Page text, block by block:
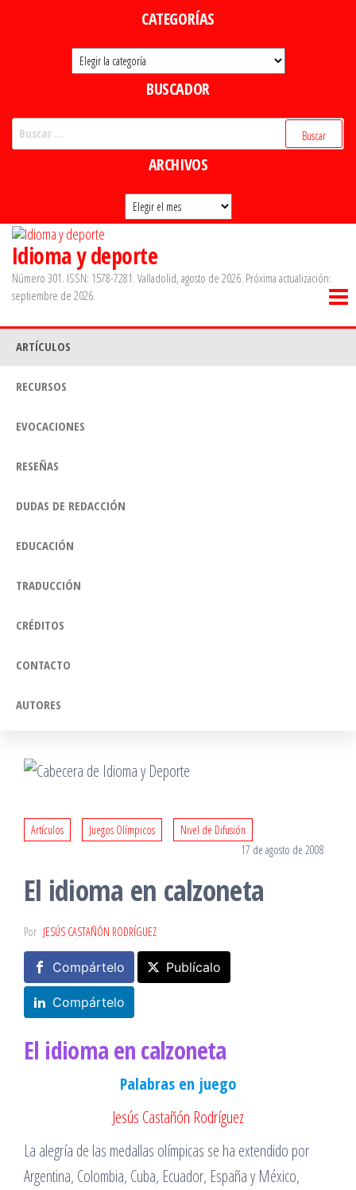
CATEGORÍAS
Categorías
BUSCADOR
ARCHIVOS
Archivos
Idioma y deporte
Número 301. ISSN: 1578-7281. Valladolid, agosto de 2026. Próxima actualización:
septiembre de 2026.
ARTÍCULOS
RECURSOS
EVOCACIONES
RESEÑAS
DUDAS DE REDACCIÓN
EDUCACIÓN
TRADUCCIÓN
CRÉDITOS
CONTACTO
AUTORES
Artículos Juegos Olímpicos
Nivel de Difusión
17 de agosto de 2008
El idioma en calzoneta
Por JESÚS CASTAÑÓN RODRÍGUEZ
Compártelo Publícalo
Compártelo
El idioma en calzoneta
Palabras en juego
Jesús Castañón Rodríguez
La alegría de las medallas olímpicas se ha extendido por
Argentina, Colombia, Cuba, Ecuador, España y México,